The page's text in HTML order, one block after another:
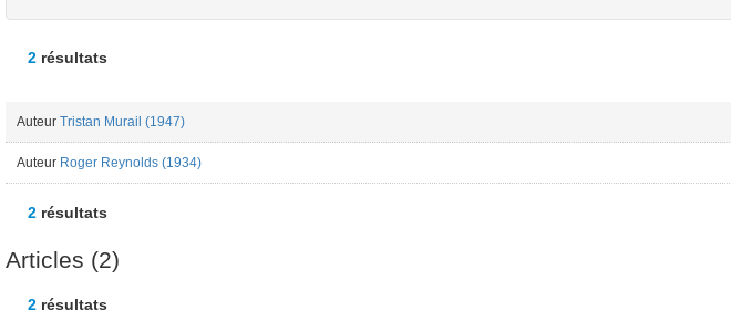
2 résultats
Auteur Tristan Murail (1947)
Auteur Roger Reynolds (1934)
2 résultats
Articles (2)
2 résultats